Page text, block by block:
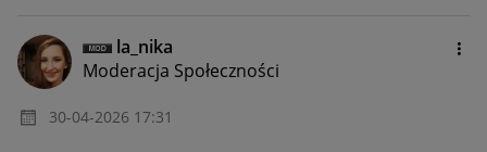
la_nika
Moderacja Społeczności
‎30-04-2026 17:31